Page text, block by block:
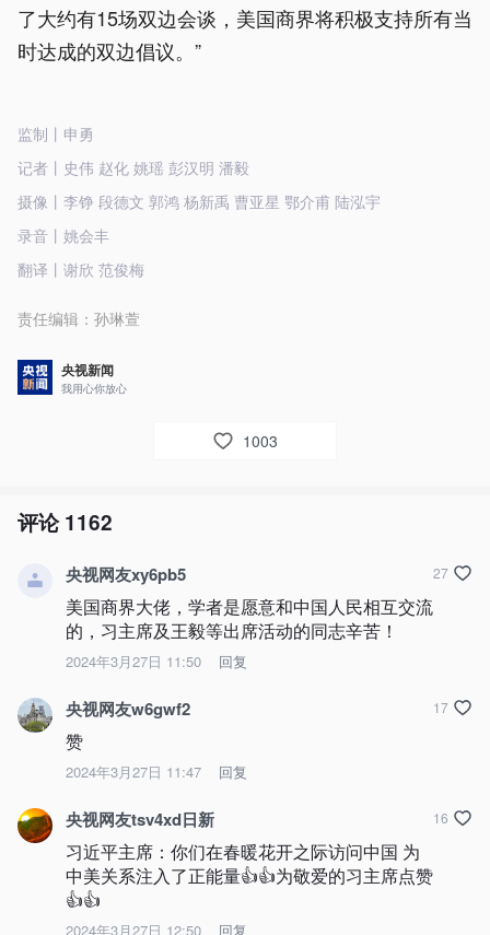
了大约有15场双边会谈，美国商界将积极支持所有当
时达成的双边倡议。”
监制丨申勇
记者丨史伟 赵化 姚瑶 彭汉明 潘毅
摄像丨李铮 段德文 郭鸿 杨新禹 曹亚星 鄂介甫 陆泓宇
录音丨姚会丰
翻译丨谢欣 范俊梅
责任编辑： 孙琳萱
央视新闻
我用心你放心
1003
评论1162
央视网友xy6pb5
美国商界大佬，学者是愿意和中国人民相互交流
的，习主席及王毅等出席活动的同志辛苦！
2024年3月27日 11:50 回复
27
央视网友w6gwf2
赞
2024年3月27日 11:47 回复
17
央视网友tsv4xd日新
习近平主席：你们在春暖花开之际访问中国 为
中美关系注入了正能量👍👍为敬爱的习主席点赞
👍👍
2024年3月27日 12:50 回复
16